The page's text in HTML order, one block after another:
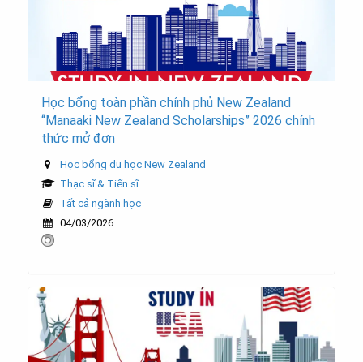
Học bổng toàn phần chính phủ New Zealand
“Manaaki New Zealand Scholarships” 2026 chính
thức mở đơn
Học bổng du học New Zealand
Thạc sĩ & Tiến sĩ
Tất cả ngành học
04/03/2026